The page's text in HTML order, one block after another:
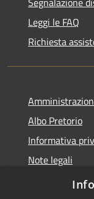
Leggi le FAQ
Richiesta
Albo Pretorio
Informativa
Note legali
Dichiarazione